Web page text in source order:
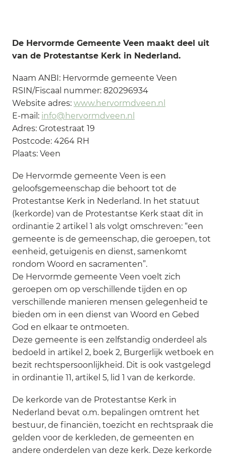
De Hervormde Gemeente Veen maakt deel uit
van de Protestantse Kerk in Nederland.
Naam ANBI: Hervormde gemeente Veen
RSIN/Fiscaal nummer: 820296934
Website adres: www.hervormdveen.nl
E-mail: info@hervormdveen.nl
Adres: Grotestraat 19
Postcode: 4264 RH
Plaats: Veen
De Hervormde gemeente Veen is een
geloofsgemeenschap die behoort tot de
Protestantse Kerk in Nederland. In het statuut
(kerkorde) van de Protestantse Kerk staat dit in
ordinantie 2 artikel 1 als volgt omschreven: “een
gemeente is de gemeenschap, die geroepen, tot
eenheid, getuigenis en dienst, samenkomt
rondom Woord en sacramenten”.
De Hervormde gemeente Veen voelt zich
geroepen om op verschillende tijden en op
verschillende manieren mensen gelegenheid te
bieden om in een dienst van Woord en Gebed
God en elkaar te ontmoeten.
Deze gemeente is een zelfstandig onderdeel als
bedoeld in artikel 2, boek 2, Burgerlijk wetboek en
bezit rechtspersoonlijkheid. Dit is ook vastgelegd
in ordinantie 11, artikel 5, lid 1 van de kerkorde.
De kerkorde van de Protestantse Kerk in
Nederland bevat o.m. bepalingen omtrent het
bestuur, de financiën, toezicht en rechtspraak die
gelden voor de kerkleden, de gemeenten en
andere onderdelen van deze kerk. Deze kerkorde